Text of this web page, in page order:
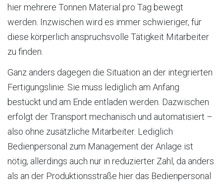
hier mehrere Tonnen Material pro Tag bewegt
werden. Inzwischen wird es immer schwieriger, für
diese körperlich anspruchsvolle Tätigkeit Mitarbeiter
zu finden.
Ganz anders dagegen die Situation an der integrierten
Fertigungslinie. Sie muss lediglich am Anfang
bestückt und am Ende entladen werden. Dazwischen
erfolgt der Transport mechanisch und automatisiert –
also ohne zusätzliche Mitarbeiter. Lediglich
Bedienpersonal zum Management der Anlage ist
nötig, allerdings auch nur in reduzierter Zahl, da anders
als an der Produktionsstraße hier das Bedienpersonal